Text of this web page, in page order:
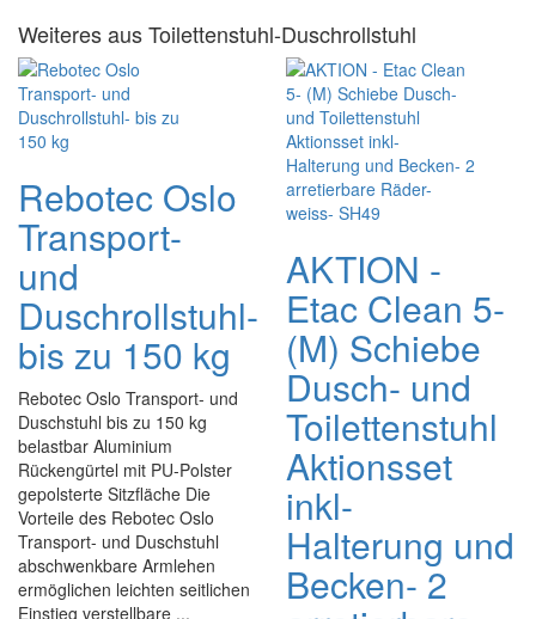
Weiteres aus Toilettenstuhl-Duschrollstuhl
Rebotec Oslo
Transport-
und
Duschrollstuhl-
bis zu 150 kg
Rebotec Oslo Transport- und
Duschstuhl bis zu 150 kg
belastbar Aluminium
Rückengürtel mit PU-Polster
gepolsterte Sitzfläche Die
Vorteile des Rebotec Oslo
Transport- und Duschstuhl
abschwenkbare Armlehen
ermöglichen leichten seitlichen
Einstieg verstellbare ...
AKTION -
Etac Clean 5-
(M) Schiebe
Dusch- und
Toilettenstuhl
Aktionsset
inkl-
Halterung und
Becken- 2